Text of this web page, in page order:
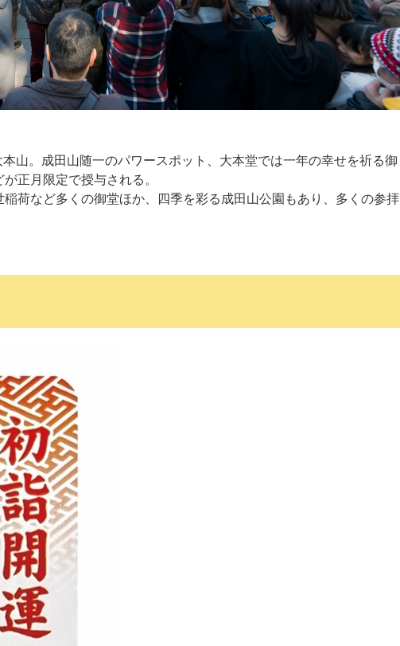
山。成田山随一のパワースポット、大本堂では一年の幸せを祈る御
正月限定で授与される。
荷など多くの御堂ほか、四季を彩る成田山公園もあり、多くの参拝